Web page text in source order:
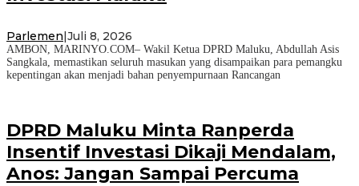
Parlemen|Juli 8, 2026
AMBON, MARINYO.COM– Wakil Ketua DPRD Maluku, Abdullah Asis
Sangkala, memastikan seluruh masukan yang disampaikan para pemangku
kepentingan akan menjadi bahan penyempurnaan Rancangan
DPRD Maluku Minta Ranperda
Insentif Investasi Dikaji Mendalam,
Anos: Jangan Sampai Percuma